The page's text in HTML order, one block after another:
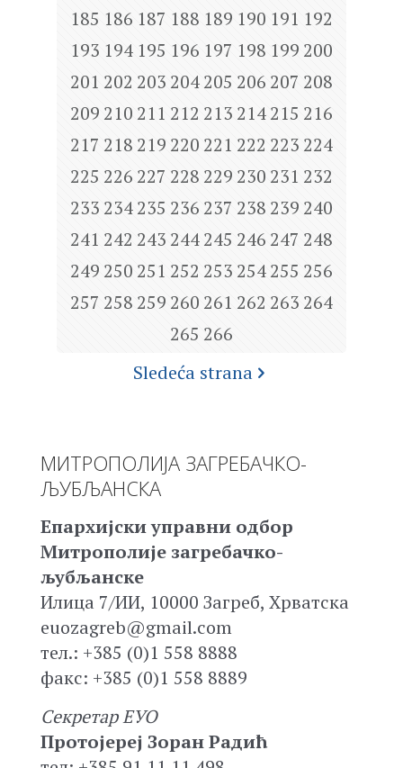
185 186 187 188 189 190 191 192
193 194 195 196 197 198 199 200
201 202 203 204205 206 207 208
209 210 211 212 213 214215 216
217 218 219 220 221 222 223 224
225 226 227 228 229 230 231 232
233 234235 236 237 238 239 240
241 242 243 244245 246 247 248
249 250 251 252 253 254255 256
257 258 259 260 261 262 263 264
265 266
Sledeća strana
МИТРОПОЛИЈА ЗАГРЕБАЧКО-
ЉУБЉАНСКА
Епархијски управни одбор
Митрополије загребачко-
љубљанске
Илица 7/ИИ, 10000 Загреб, Хрватска
euozagreb@gmail.com
тел.: +385 (0)1 558 8888
факс: +385 (0)1 558 8889
Секретар ЕУО
Протојереј Зоран Радић